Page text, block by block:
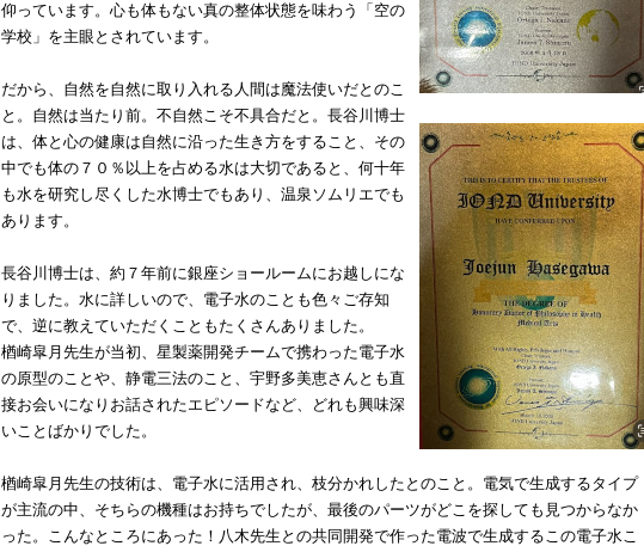
仰っています。心も体もない真の整体状態を味わう「空の
学校」を主眼とされています。
だから、自然を自然に取り入れる人間は魔法使いだとのこ
と。自然は当たり前。不自然こそ不具合だと。長谷川博士
は、体と心の健康は自然に沿った生き方をすること、その
中でも体の７０％以上を占める水は大切であると、何十年
も水を研究し尽くした水博士でもあり、温泉ソムリエでも
あります。
長谷川博士は、約７年前に銀座ショールームにお越しにな
りました。水に詳しいので、電子水のことも色々ご存知
で、逆に教えていただくこともたくさんありました。
楢崎皐月先生が当初、星製薬開発チームで携わった電子水
の原型のことや、静電三法のこと、宇野多美恵さんとも直
接お会いになりお話されたエピソードなど、どれも興味深
いことばかりでした。
楢崎皐月先生の技術は、電子水に活用され、枝分かれしたとのこと。電気で生成するタイプ
が主流の中、そちらの機種はお持ちでしたが、最後のパーツがどこを探しても見つからなか
った。こんなところにあった！八木先生との共同開発で作った電波で生成するこの電子水こ